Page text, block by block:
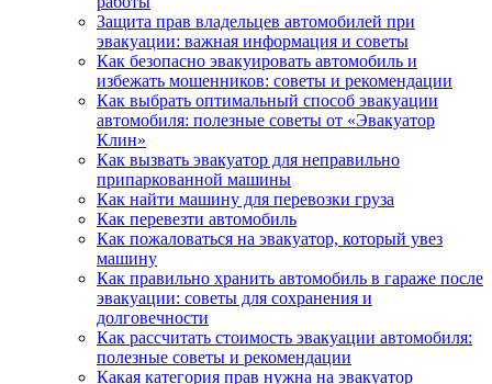
Защита прав владельцев автомобилей при
эвакуации: важная информация и советы
Как безопасно эвакуировать автомобиль и
избежать мошенников: советы и рекомендации
Как выбрать оптимальный способ эвакуации
автомобиля: полезные советы от «Эвакуатор
Клин»
Как вызвать эвакуатор для неправильно
припаркованной машины
Как найти машину для перевозки груза
Как перевезти автомобиль
Как пожаловаться на эвакуатор, который увез
машину
Как правильно хранить автомобиль в гараже после
эвакуации: советы для сохранения и
долговечности
Как рассчитать стоимость эвакуации автомобиля:
полезные советы и рекомендации
Какая категория прав нужна на эвакуатор